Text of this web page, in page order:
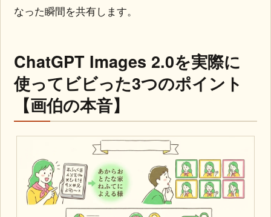
なった瞬間を共有します。
ChatGPT Images 2.0を実際に
使ってビビった3つのポイント
【画伯の本音】